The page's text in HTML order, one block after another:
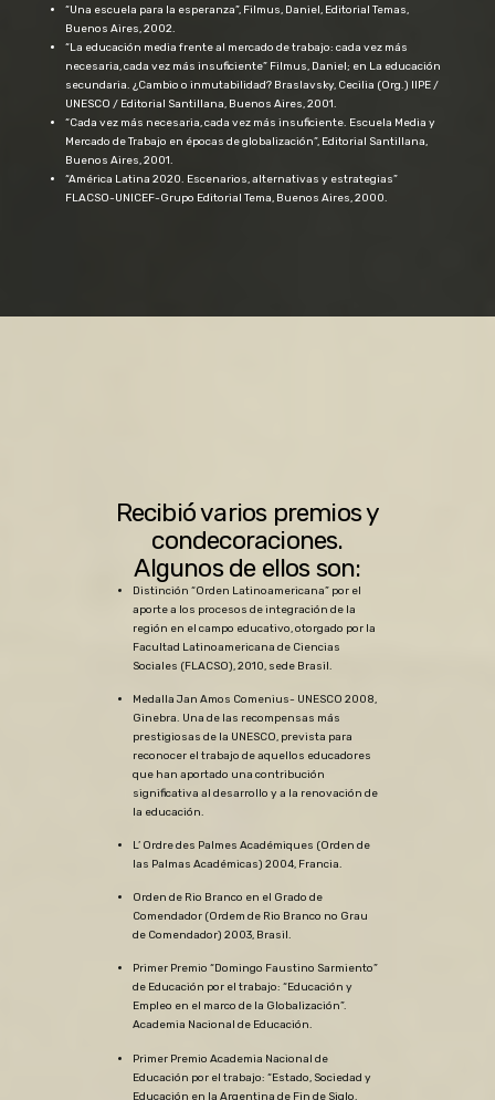
“Una escuela para la esperanza”, Filmus, Daniel, Editorial Temas,
Buenos Aires, 2002.
“La educación media frente al mercado de trabajo: cada vez más
necesaria, cada vez más insuficiente” Filmus, Daniel; en La educación
secundaria. ¿Cambio o inmutabilidad? Braslavsky, Cecilia (Org.) IIPE /
UNESCO / Editorial Santillana, Buenos Aires, 2001.
“Cada vez más necesaria, cada vez más insuficiente. Escuela Media y
Mercado de Trabajo en épocas de globalización”, Editorial Santillana,
Buenos Aires, 2001.
“América Latina 2020. Escenarios, alternativas y estrategias”
FLACSO-UNICEF-Grupo Editorial Tema, Buenos Aires, 2000.
Recibió varios premios y
condecoraciones.
Algunos de ellos son:
Distinción “Orden Latinoamericana” por el
aporte a los procesos de integración de la
región en el campo educativo, otorgado por la
Facultad Latinoamericana de Ciencias
Sociales (FLACSO), 2010, sede Brasil.
Medalla Jan Amos Comenius- UNESCO 2008,
Ginebra. Una de las recompensas más
prestigiosas de la UNESCO, prevista para
reconocer el trabajo de aquellos educadores
que han aportado una contribución
significativa al desarrollo y a la renovación de
la educación.
L’ Ordre des Palmes Académiques (Orden de
las Palmas Académicas) 2004, Francia.
Orden de Rio Branco en el Grado de
Comendador (Ordem de Rio Branco no Grau
de Comendador) 2003, Brasil.
Primer Premio “Domingo Faustino Sarmiento”
de Educación por el trabajo: “Educación y
Empleo en el marco de la Globalización”.
Academia Nacional de Educación.
Primer Premio Academia Nacional de
Educación por el trabajo: “Estado, Sociedad y
Educación en la Argentina de Fin de Siglo.